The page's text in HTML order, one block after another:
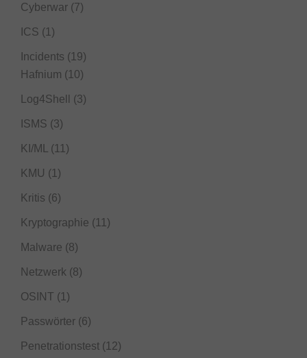
Cyberwar (7)
ICS (1)
Incidents (19)
Hafnium (10)
Log4Shell (3)
ISMS (3)
KI/ML (11)
KMU (1)
Kritis (6)
Kryptographie (11)
Malware (8)
Netzwerk (8)
OSINT (1)
Passwörter (6)
Penetrationstest (12)